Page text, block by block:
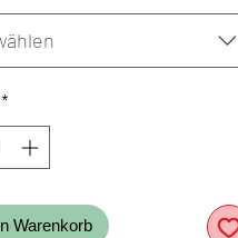
*
Warenkorb